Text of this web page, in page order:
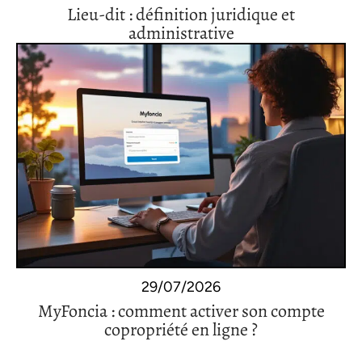
Lieu-dit : définition juridique et
administrative
29/07/2026
MyFoncia : comment activer son compte
copropriété en ligne ?